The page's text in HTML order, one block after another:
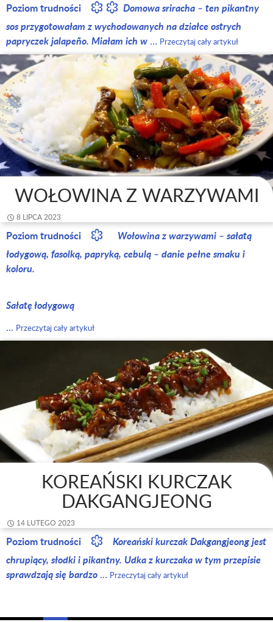
Poziom trudności
Domowa sriracha – ten pikantny
sos przygotowałam z wychodowanych na działce ostrych
papryczek jalapeño. Miałam ich w … Przeczytaj cały artykuł
WOŁOWINA Z WARZYWAMI
8 LIPCA 2023
Poziom trudności
Wołowina z warzywami – sałatą
łodygową, fasolką, papryką, cebulą – danie pełne smaku i
koloru.
Sałatę łodygową
… Przeczytaj cały artykuł
KOREAŃSKI KURCZAK
DAKGANGJEONG
14 LUTEGO 2023
Poziom trudności
Koreański kurczak Dakgangjeong jest
chrupiący, słodki i pikantny. Udka z kurczaka w tym przepisie
sprawdzają się bardzo … Przeczytaj cały artykuł